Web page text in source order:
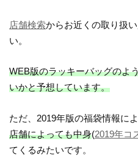
店舗検索からお近くの取り扱
い。
WEB版のラッキーバッグのよ
いかと予想しています。
ただ、2019年版の福袋情報に
店舗によっても中身(2019年コ
てくるみたいです。